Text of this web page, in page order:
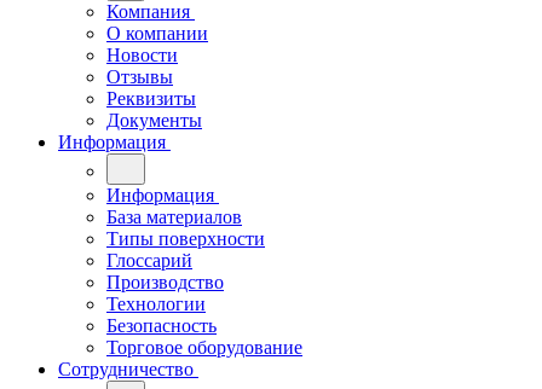
Компания
О компании
Новости
Отзывы
Реквизиты
Документы
Информация
Информация
База материалов
Типы поверхности
Глоссарий
Производство
Технологии
Безопасность
Торговое оборудование
Сотрудничество